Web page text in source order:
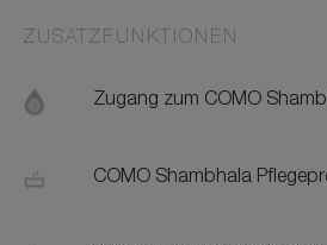
ZUSATZFUNKTIONEN
Zugang zum COMO
COMO Shambhala